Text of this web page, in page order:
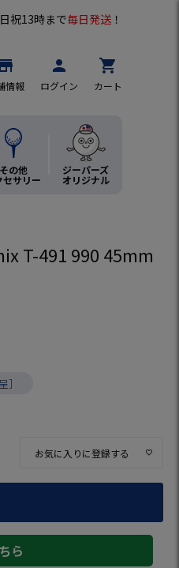
祝13時まで毎日発送 ！
情報
person
ログイン
shopping_cart
カート
その他
セサリー
ジーパーズ
オリジナル
T-491 990 45mm
］
お気に入りに登録する
ら